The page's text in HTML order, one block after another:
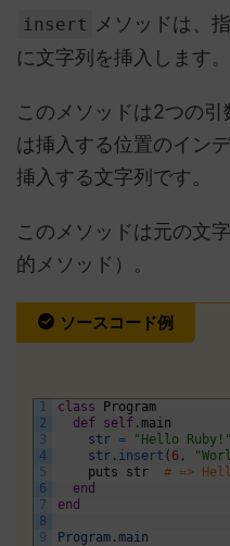
insert
メソッドは、
に文字列を挿入します。
このメソッドは2つの
は挿入する位置のイン
挿入する文字列です。
このメソッドは元の文
的メソッド）。
ソースコード例
1
2
3
4
5
6
7
8
9
class
Program
def
self . main
str =
"Hello Ruby!"
str . insert ( 6 ,
puts
str
# =>
end
end
Program . main